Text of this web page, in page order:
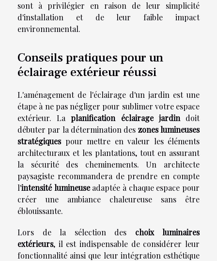
sont à privilégier en raison de leur simplicité
d'installation et de leur faible impact
environnemental.
Conseils pratiques pour un
éclairage extérieur réussi
L'aménagement de l'éclairage d'un jardin est une
étape à ne pas négliger pour sublimer votre espace
extérieur. Laplanification éclairage jardindoit
débuter par la détermination des zones lumineuses
stratégiquespour mettre en valeur les éléments
architecturaux et les plantations, tout en assurant
la sécurité des cheminements. Un architecte
paysagiste recommandera de prendre en compte
l'intensité lumineuseadaptée à chaque espace pour
créer une ambiance chaleureuse sans être
éblouissante.
Lors de la sélection des choix luminaires
extérieurs, il est indispensable de considérer leur
fonctionnalité ainsi que leur intégration esthétique